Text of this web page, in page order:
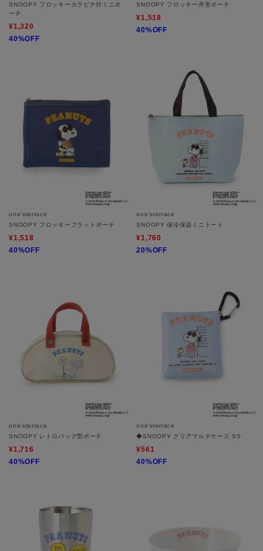
SNOOPY フロッキーカラビナ付ミニポ
ーチ
¥1,320
40%OFF
SNOOPY フロッキー舟形ポーチ
¥1,518
40%OFF
one'sterrace
SNOOPY フロッキーフラットポーチ
¥1,518
40%OFF
one'sterrace
SNOOPY 保冷保温ミニトート
¥1,760
20%OFF
one'sterrace
SNOOPY レトロバッグ型ポーチ
¥1,716
40%OFF
one'sterrace
◆SNOOPY クリアマルチケース SS
¥561
40%OFF